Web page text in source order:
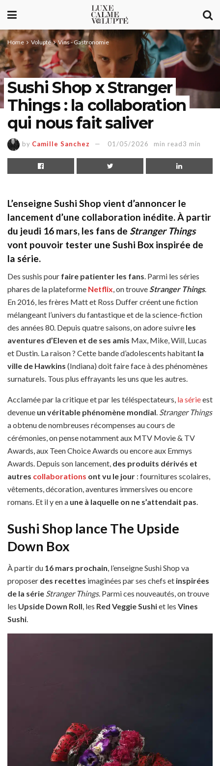
Home Volupté Vins - Gastronomie
Sushi Shop x Stranger
Things : la collaboration
qui nous fait saliver
by Camille Sanchez 01/05/2026 min read3 min
L’enseigne Sushi Shop vient d’annoncer le
lancement d’une collaboration inédite. À partir
du jeudi 16 mars, les fans de Stranger Things
vont pouvoir tester une Sushi Box inspirée de
la série.
Des sushis pour faire patienter les fans. Parmi les séries
phares de la plateforme Netflix, on trouveStranger Things.
En 2016, les frères Matt et Ross Duffer créent une fiction
mélangeant l’univers du fantastique et de la science-fiction
des années 80. Depuis quatre saisons, on adore suivre les
aventures d’Eleven et de ses amis Max, Mike, Will, Lucas
et Dustin. La raison ? Cette bande d’adolescents habitant la
ville de Hawkins (Indiana) doit faire face à des phénomènes
surnaturels. Tous plus effrayants les uns que les autres.
Acclamée par la critique et par les téléspectateurs, la sérieest
devenue un véritable phénomène mondial. Stranger Things
a obtenu de nombreuses récompenses au cours de
cérémonies, on pense notamment aux MTV Movie & TV
Awards, aux Teen Choice Awards ou encore aux Emmys
Awards. Depuis son lancement, des produits dérivés et
autres collaborations ont vu le jour : fournitures scolaires,
vêtements, décoration, aventures immersives ou encore
romans. Et il y en a une à laquelle on ne s’attendait pas.
Sushi Shop lance The Upside
Down Box
À partir du 16 mars prochain, l’enseigne Sushi Shop va
proposer des recettes imaginées par ses chefs et inspirées
de la série Stranger Things. Parmi ces nouveautés, on trouve
les Upside Down Roll, les Red Veggie Sushiet les Vines
Sushi.